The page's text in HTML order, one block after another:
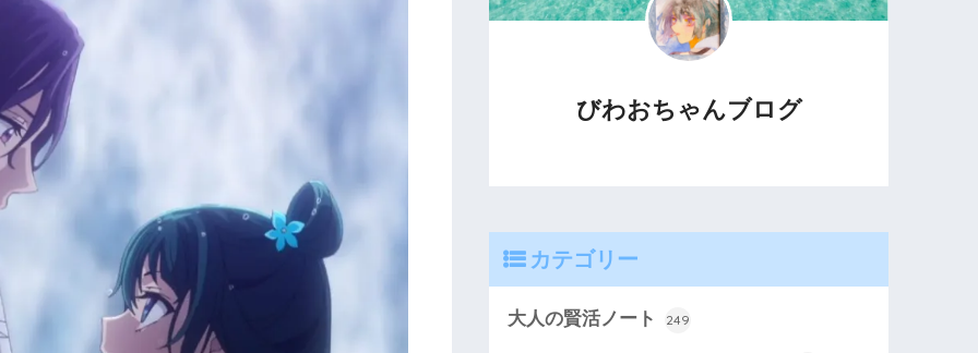
びわおちゃんブログ
カテゴリー
大人の賢活ノート 249